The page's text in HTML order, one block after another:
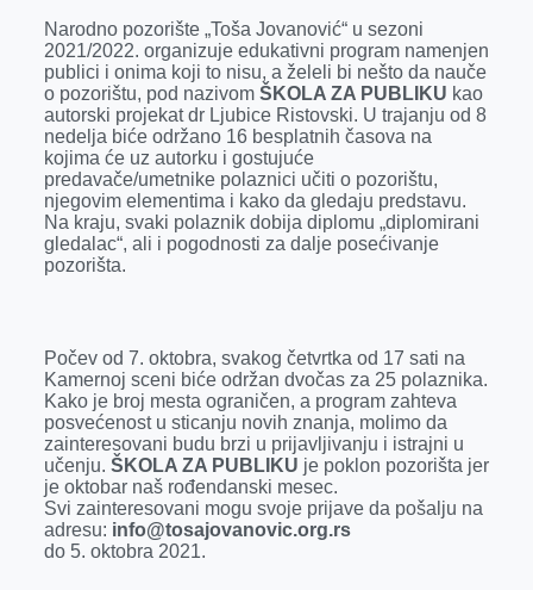
b
o
o
k
e
n
g
e
r
e
d
I
n
r
s
A
p
p
l
Narodno pozorište „Toša Jovanović“ u sezoni
2021/2022. organizuje edukativni program namenjen
publici i onima koji to nisu, a želeli bi nešto da nauče
o pozorištu, pod nazivom ŠKOLA ZA PUBLIKU kao
autorski projekat dr Ljubice Ristovski. U trajanju od 8
nedelja biće održano 16 besplatnih časova na
kojima će uz autorku i gostujuće
predavače/umetnike polaznici učiti o pozorištu,
njegovim elementima i kako da gledaju predstavu.
Na kraju, svaki polaznik dobija diplomu „diplomirani
gledalac“, ali i pogodnosti za dalje posećivanje
pozorišta.
Počev od 7. oktobra, svakog četvrtka od 17 sati na
Kamernoj sceni biće održan dvočas za 25 polaznika.
Kako je broj mesta ograničen, a program zahteva
posvećenost u sticanju novih znanja, molimo da
zainteresovani budu brzi u prijavljivanju i istrajni u
učenju. ŠKOLA ZA PUBLIKU je poklon pozorišta jer
je oktobar naš rođendanski mesec.
Svi zainteresovani mogu svoje prijave da pošalju na
adresu: info@tosajovanovic.org.rs
do 5. oktobra 2021.